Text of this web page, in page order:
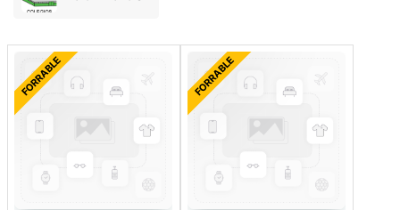
FORRABLE FORRABLE